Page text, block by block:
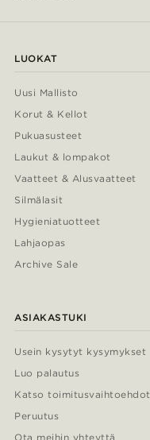
LUOKAT
Uusi Mallisto
Korut & Kellot
Pukuasusteet
Laukut & lompakot
Vaatteet & Alusvaatteet
Silmälasit
Hygieniatuotteet
Lahjaopas
Archive Sale
ASIAKASTUKI
Usein kysytyt kysymykset
Luo palautus
Katso toimitusvaihtoehdot
Peruutus
Ota meihin yhteyttä